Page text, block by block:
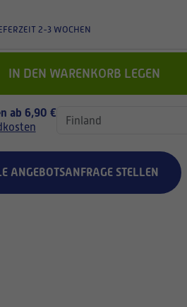
2-3 WOCHEN
IN DEN WARENKORB LEGEN
ab 6,90 €
ANGEBOTSANFRAGE STELLEN